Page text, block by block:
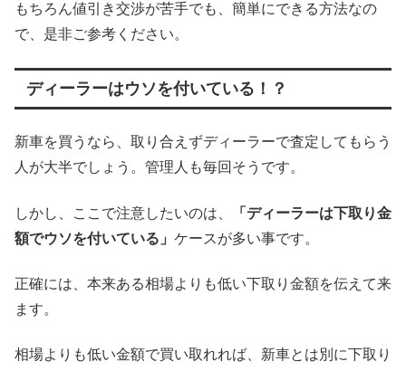
もちろん値引き交渉が苦手でも、簡単にできる方法なの
で、是非ご参考ください。
ディーラーはウソを付いている！？
新車を買うなら、取り合えずディーラーで査定してもらう
人が大半でしょう。管理人も毎回そうです。
しかし、ここで注意したいのは、
「ディーラーは下取り金
額でウソを付いている」 ケースが多い事です。
正確には、本来ある相場よりも低い下取り金額を伝えて来
ます。
相場よりも低い金額で買い取れれば、新車とは別に下取り